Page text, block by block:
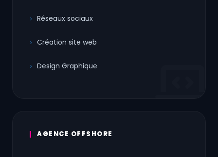
Réseaux sociaux
Création site web
Design Graphique
AGENCE OFFSHORE